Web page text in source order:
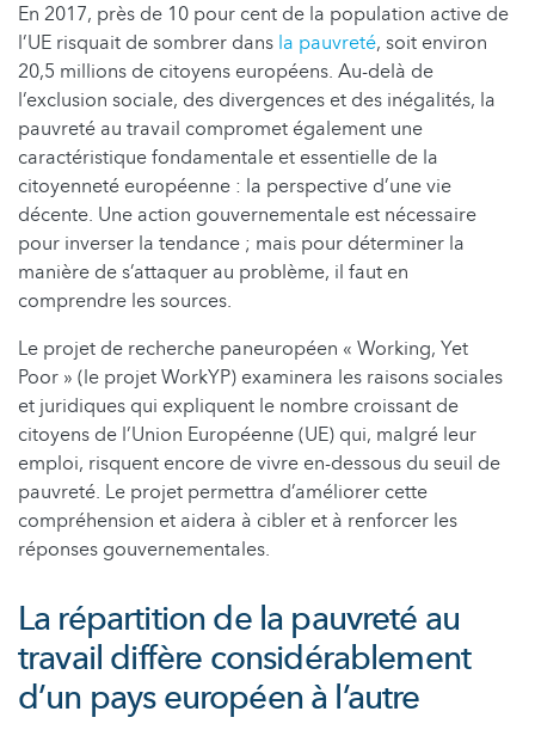
En 2017, près de 10 pour cent de la population active de
l’UE risquait de sombrer dans la pauvreté, soit environ
20,5 millions de citoyens européens. Au-delà de
l’exclusion sociale, des divergences et des inégalités, la
pauvreté au travail compromet également une
caractéristique fondamentale et essentielle de la
citoyenneté européenne : la perspective d’une vie
décente. Une action gouvernementale est nécessaire
pour inverser la tendance ; mais pour déterminer la
manière de s’attaquer au problème, il faut en
comprendre les sources.
Le projet de recherche paneuropéen « Working, Yet
Poor » (le projet WorkYP) examinera les raisons sociales
et juridiques qui expliquent le nombre croissant de
citoyens de l’Union Européenne (UE) qui, malgré leur
emploi, risquent encore de vivre en-dessous du seuil de
pauvreté. Le projet permettra d’améliorer cette
compréhension et aidera à cibler et à renforcer les
réponses gouvernementales.
La répartition de la pauvreté au
travail diffère considérablement
d’un pays européen à l’autre